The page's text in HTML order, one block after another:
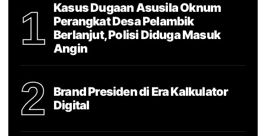
1
Kasus Dugaan Asusila Oknum
Perangkat Desa Pelambik
Berlanjut, Polisi Diduga Masuk
Angin
2
Brand Presiden di Era Kalkulator
Digital